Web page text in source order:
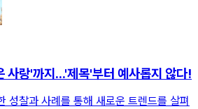
사랑'까지...'제목'부터 예사롭지 않다!
성찰과 사례를 통해 새로운 트렌드를 살펴